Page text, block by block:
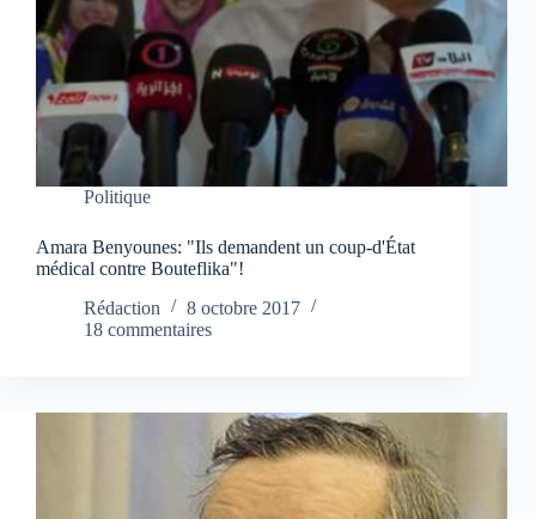
Politique
Amara Benyounes: "Ils demandent un coup-d'État
médical contre Bouteflika"!
Rédaction
8 octobre 2017
18 commentaires